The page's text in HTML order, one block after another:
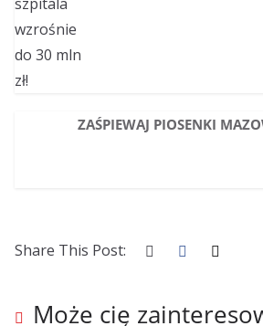
ZAŚPIEWAJ PIOSENKI
Share This Post:
Może cię